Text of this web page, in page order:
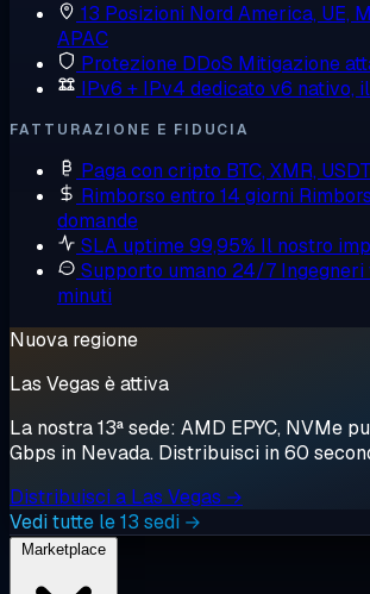
13 Posizioni Nord America, UE,
APAC
Protezione DDoS Mitigazione
IPv6 + IPv4 dedicato v6 nativo,
FATTURAZIONE E FIDUCIA
Paga con cripto BTC, XMR,
Rimborso entro 14 giorni
domande
SLA uptime 99,95% Il nostro
Supporto umano 24/7 Ingegneri
minuti
Nuova regione
Las Vegas è attiva
La nostra 13ª sede: AMD EPYC, NVMe
Gbps in Nevada. Distribuisci in 60
Distribuisci a Las Vegas →
Vedi tutte le 13 sedi →